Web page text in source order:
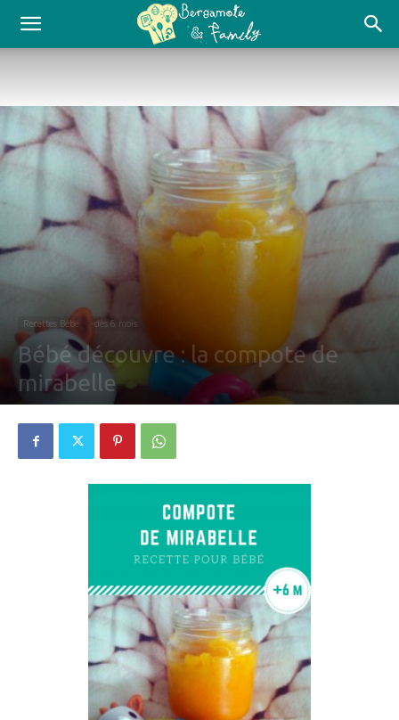
Recettes Bébé dès 6 mois
Bébé découvre : la compote de
mirabelle